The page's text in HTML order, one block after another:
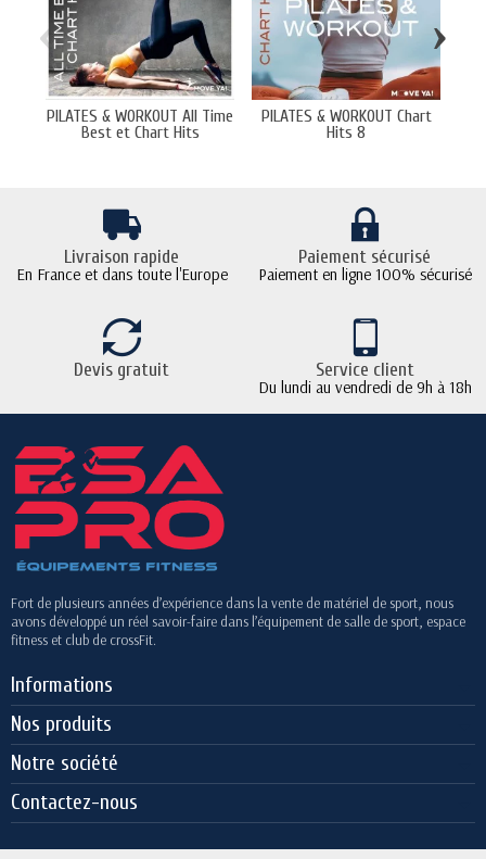
PILATES & WORKOUT All Time
Best et Chart Hits
PILATES & WORKOUT Chart
Hits 8
‹ ›
Livraison rapide
En France et dans toute l'Europe
Paiement sécurisé
Paiement en ligne 100% sécurisé
Devis gratuit Service client
Du lundi au vendredi de 9h à 18h
Fort de plusieurs années d’expérience dans la vente de matériel de sport, nous
avons développé un réel savoir-faire dans l’équipement de salle de sport, espace
fitness et club de crossFit.
Informations
Nos produits
Notre société
Contactez-nous